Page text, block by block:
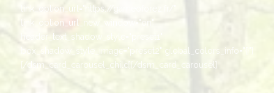
link_option_url="https://gameoforez.fr/"
link_option_url_new_window="on"
header_text_shadow_style="preset1"
box_shadow_style_image="preset2" global_colors_info="{}"]
[/dsm_card_carousel_child][/dsm_card_carousel]